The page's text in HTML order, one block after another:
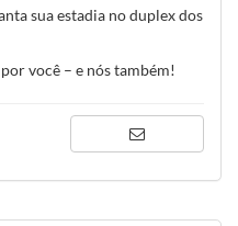
sua estadia no duplex dos
você – e nós também!